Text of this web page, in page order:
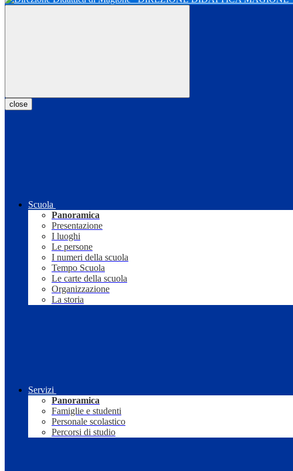
close
Scuola
Panoramica
Presentazione
I luoghi
Le persone
I numeri della scuola
Tempo Scuola
Le carte della scuola
Organizzazione
La storia
Servizi
Panoramica
Famiglie e studenti
Personale scolastico
Percorsi di studio